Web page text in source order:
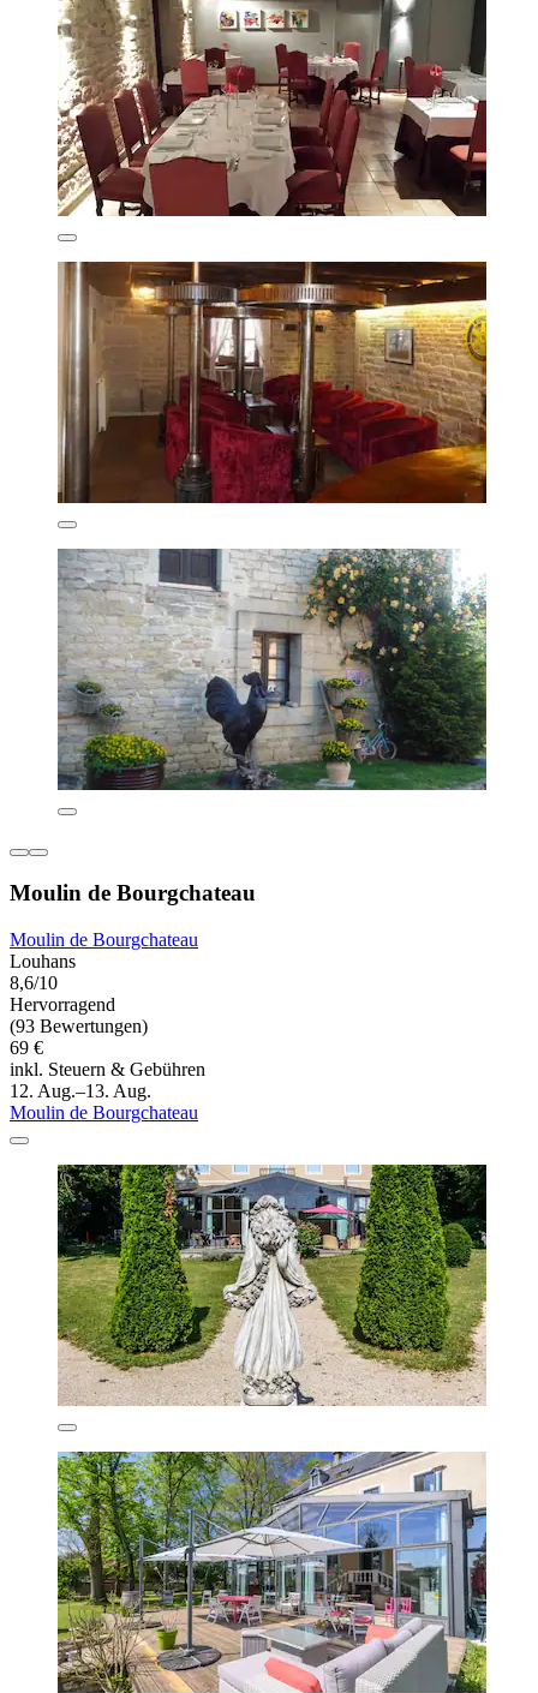
Moulin de Bourgchateau
Moulin de Bourgchateau
Louhans
8,6/10
Hervorragend
(93 Bewertungen)
69 €
inkl. Steuern & Gebühren
12. Aug.–13. Aug.
Moulin de Bourgchateau